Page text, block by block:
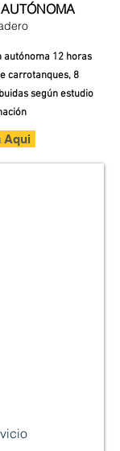
autónoma 12 horas
carrotanques, 8
segúnestudio
Aqui